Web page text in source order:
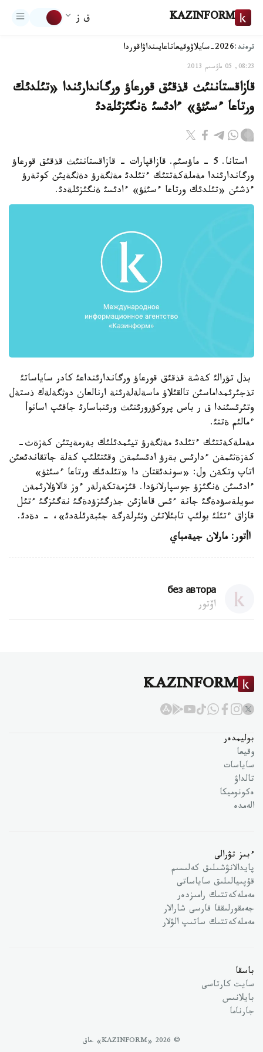
KAZINFORM ق ز
ترەند:2026-سايلاۋ وقيعاتاعايىنداۋاقوردا
08:23, 05 ماۋسىم 2013
قازاقستاننئث قذقئق قورعاؤ ورگاندارئندا «تئلدئك
ورتاعا ءسئثؤ» ءادئسئ ةنگئزئلةدئ
استانا. 5 - ماؤسئم. قازاقپارات - قازاقستاننئث قذقئق قورعاؤ
ورگاندارئندا مةملةكةتتئك ءتئلدئ مةثگةرؤ دةثگةيئن كوتةرؤ
ءذشئن «تئلدئك ورتاعا ءسئثؤ» ءادئسئ ةنگئزئلةدئ.
بذل تؤرالئ كةشة قذقئق قورعاؤ ورگاندارئنداعئ كادر ساياساتئ
تذجئرئمداماسئن تالقئلاؤ ماسةلةلةرئنة ارنالعان دوثگةلةك ذستةل
وتئرئسئندا ق ر باس پروكؤرورئنئث ورئنباسارئ جاقئپ اسانوأ
ءمالئم ةتتئ.
مةملةكةتتئك ءتئلدئ مةثگةرؤ تيئمدئلئك بةرمةيتئن كةزةث-
كةزةثئمةن ءدارئس بةرؤ ادئسئمةن وقئتئلئپ كةلة جاتقاندئعئن
اتاپ وتكةن ول: «سوندئقتان دا «تئلدئك ورتاعا ءسئثؤ»
ءادئسئن ةنگئزؤ جوسپارلانؤدا. قئزمةتكةرلةر ءوز قالاؤلارئمةن
سويلةسؤدةگئ جانة ءئس قاعازئن جذرگئزؤدةگئ نةگئزگئ ءتئل
قازاق ءتئلئ بولئپ تابئلاتئن وثئرلةرگة جئبةرئلةدئ»، - دةدئ.
اأتور: مارلان جيةمباي
без автора
اۆتور
KAZINFORM
بوليمدەر
وقيعا
ساياسات
تالداۋ
ەكونوميكا
الەمدە
ءبىز تۋرالى
پايدالانۋشىلىق كەلىسىم
قۇپىيالىلىق ساياساتى
مەملەكەتتىك رامىزدەر
جەمقورلىققا قارسى شارالار
مەملەكەتتىك ساتىپ الۋلار
باسقا
سايت كارتاسى
بايلانىس
جارناما
© 2026 «KAZINFORM» حاق